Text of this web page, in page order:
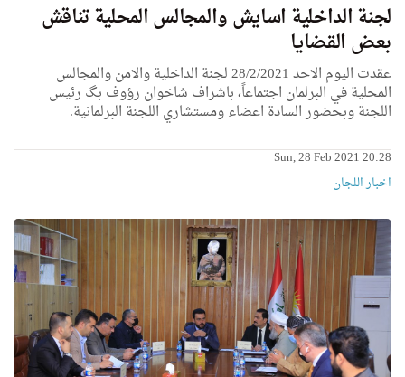
لجنة الداخلية اسايش والمجالس المحلية تناقش
بعض القضايا
عقدت اليوم الاحد 28/2/2021 لجنة الداخلية والامن والمجالس
المحلية في البرلمان اجتماعاً، باشراف شاخوان رؤوف بگ رئيس
اللجنة وبحضور السادة اعضاء ومستشاري اللجنة البرلمانية.
Sun, 28 Feb 2021 20:28
اخبار اللجان